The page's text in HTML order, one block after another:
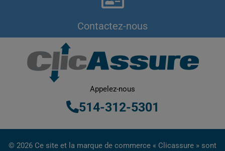
Contactez-nous
Appelez-nous
514-312-5301
© 2026 Ce site et la marque de commerce « Clicassure » sont